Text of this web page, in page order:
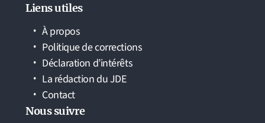
Liens utiles
À propos
Politique de corrections
Déclaration d’intérêts
La rédaction du JDE
Contact
Nous suivre